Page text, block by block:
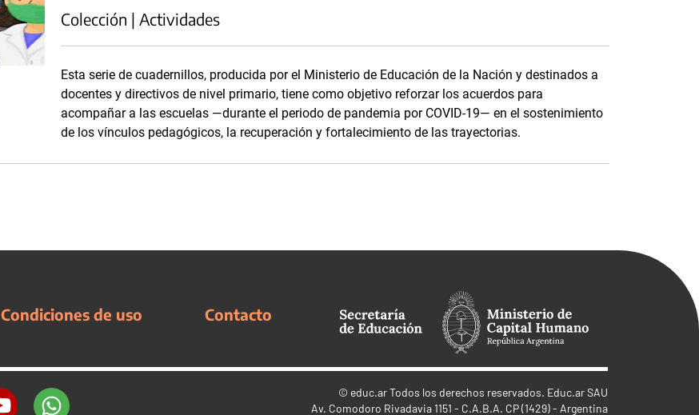
Colección | Actividades
Esta serie de cuadernillos, producida por el Ministerio de Educación de la Nación y destinados a
docentes y directivos de nivel primario, tiene como objetivo reforzar los acuerdos para
acompañar a las escuelas —durante el periodo de pandemia por COVID-19— en el sostenimiento
de los vínculos pedagógicos, la recuperación y fortalecimiento de las trayectorias.
Condiciones de uso Contacto
© educ.arTodos los derechos reservados. Educ.ar SAU
Av. Comodoro Rivadavia 1151 - C.A.B.A. CP (1429) - Argentina